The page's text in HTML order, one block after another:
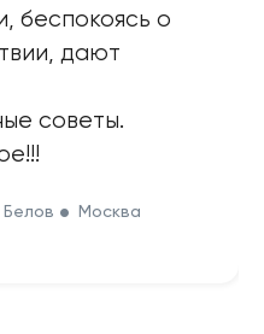
беспокоясь о
дают
советы.
Москва